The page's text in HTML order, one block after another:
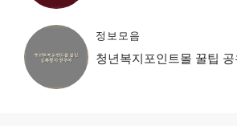
정보모음
청년복지포인트몰 꿀팁